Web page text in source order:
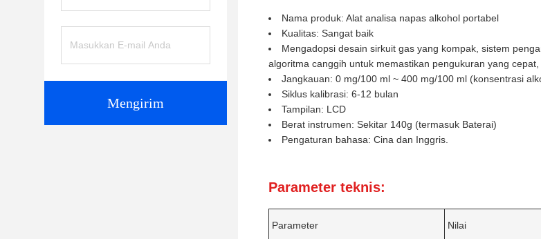
Mengirim
Nama produk: Alat analisa napas alkohol portabel
Kualitas: Sangat baik
Mengadopsi desain sirkuit gas yang kompak, sistem
algoritma canggih untuk memastikan pengukuran yang
Jangkauan: 0 mg/100 ml ~ 400 mg/100 ml (konsentrasi
Siklus kalibrasi: 6-12 bulan
Tampilan: LCD
Berat instrumen: Sekitar 140g (termasuk Baterai)
Pengaturan bahasa: Cina dan Inggris.
Parameter teknis:
Parameter Nilai